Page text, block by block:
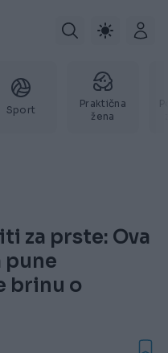
Sport
Praktična
žena
za prste: Ova
pune
brinu o